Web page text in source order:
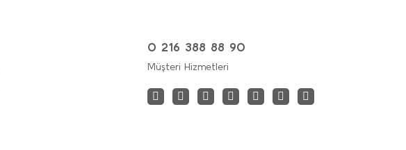
0 216 388 88 90
Müşteri Hizmetleri